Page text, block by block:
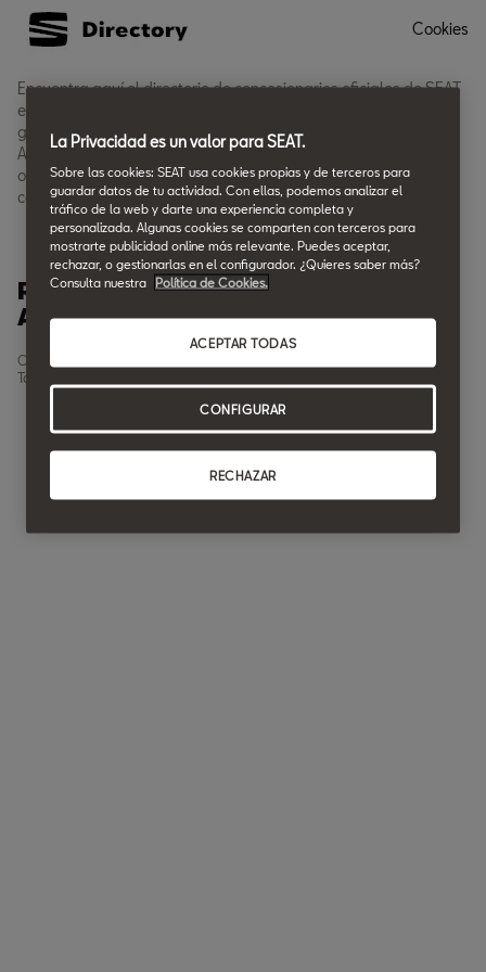
Cookies
Encuentra aquí el directorio de concesionarios oficiales de SEAT
en Albacete y elige el más cercano a ti. En él encontrarás la
gama de coches SEAT tales como Ibiza, Arona, Leon, Leon SP,
Ateca y Tarraco. Descubre esto y otras ofertas y servicios que
ofrecen accediendo a la página oficial de nuestros
concesionarios.
Red de concesionarios SEAT en
Albacete
Concesionarios SEAT en Albacete |
Talleres Rubens
La Privacidad es un valor para SEAT.
Sobre las cookies: SEAT usa cookies propias y de terceros para
guardar datos de tu actividad. Con ellas, podemos analizar el
tráfico de la web y darte una experiencia completa y
personalizada. Algunas cookies se comparten con terceros para
mostrarte publicidad online más relevante. Puedes aceptar,
rechazar, o gestionarlas en el configurador. ¿Quieres saber más?
Consulta nuestra
Política de Cookies.
RECHAZAR
ACEPTAR TODAS
CONFIGURAR